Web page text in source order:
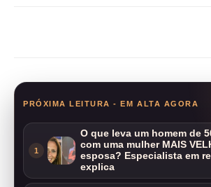
PRÓXIMA LEITURA - EM ALTA AGORA
1
O que leva um homem de
com uma mulher MAIS
esposa? Especialista em
explica